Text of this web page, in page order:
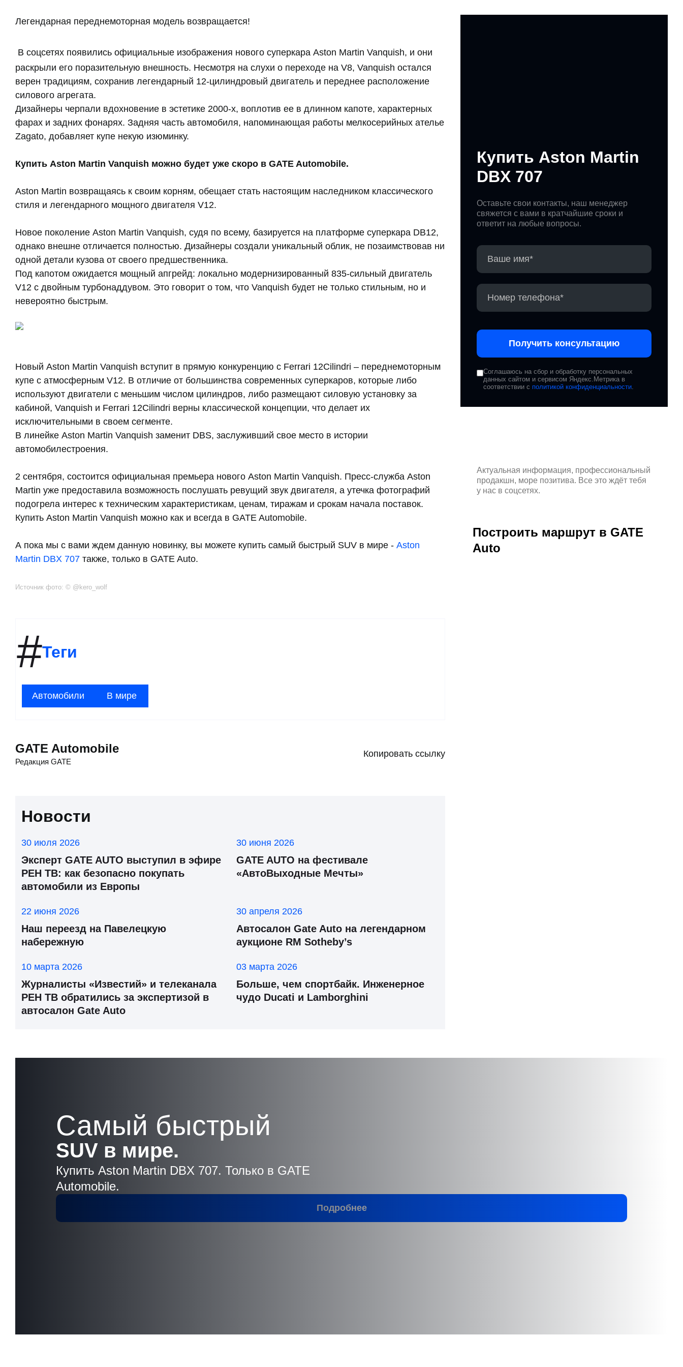
#Теги
Автомобили В мире
GATE Automobile
Редакция GATE
Копировать ссылку
Новости
30 июля 2026
Эксперт GATE AUTO выступил в эфире
РЕН ТВ: как безопасно покупать
автомобили из Европы
30 июня 2026
GATE AUTO на фестивале
«АвтоВыходные Мечты»
22 июня 2026
Наш переезд на Павелецкую
набережную
30 апреля 2026
Автосалон Gate Auto на легендарном
аукционе RM Sotheby’s
10 марта 2026
Журналисты «Известий» и телеканала
РЕН ТВ обратились за экспертизой в
автосалон Gate Auto
03 марта 2026
Больше, чем спортбайк. Инженерное
чудо Ducati и Lamborghini
Легендарная переднемоторная модель возвращается!
В соцсетях появились официальные изображения нового суперкара Aston Martin Vanquish, и они
раскрыли его поразительную внешность. Несмотря на слухи о переходе на V8, Vanquish остался
верен традициям, сохранив легендарный 12-цилиндровый двигатель и переднее расположение
силового агрегата.
Дизайнеры черпали вдохновение в эстетике 2000-х, воплотив ее в длинном капоте, характерных
фарах и задних фонарях. Задняя часть автомобиля, напоминающая работы мелкосерийных ателье
Zagato, добавляет купе некую изюминку.
Купить Aston Martin Vanquish можно будет уже скоро в GATE Automobile.
Aston Martin возвращаясь к своим корням, обещает стать настоящим наследником классического
стиля и легендарного мощного двигателя V12.
Новое поколение Aston Martin Vanquish, судя по всему, базируется на платформе суперкара DB12,
однако внешне отличается полностью. Дизайнеры создали уникальный облик, не позаимствовав ни
одной детали кузова от своего предшественника.
Под капотом ожидается мощный апгрейд: локально модернизированный 835-сильный двигатель
V12 с двойным турбонаддувом. Это говорит о том, что Vanquish будет не только стильным, но и
невероятно быстрым.
Новый Aston Martin Vanquish вступит в прямую конкуренцию с Ferrari 12Cilindri – переднемоторным
купе с атмосферным V12. В отличие от большинства современных суперкаров, которые либо
используют двигатели с меньшим числом цилиндров, либо размещают силовую установку за
кабиной, Vanquish и Ferrari 12Cilindri верны классической концепции, что делает их
исключительными в своем сегменте.
В линейке Aston Martin Vanquish заменит DBS, заслуживший свое место в истории
автомобилестроения.
2 сентября, состоится официальная премьера нового Aston Martin Vanquish. Пресс-служба Aston
Martin уже предоставила возможность послушать ревущий звук двигателя, а утечка фотографий
подогрела интерес к техническим характеристикам, ценам, тиражам и срокам начала поставок.
Купить Aston Martin Vanquish можно как и всегда в GATE Automobile.
А пока мы с вами ждем данную новинку, вы можете купить самый быстрый SUV в мире - Aston
Martin DBX 707 также, только в GATE Auto.
Источник фото: © @kero_wolf
Купить Aston Martin
DBX 707
Оставьте свои контакты, наш менеджер
свяжется с вами в кратчайшие сроки и
ответит на любые вопросы.
Получить консультацию
Соглашаюсь на сбор и обработку персональных
данных сайтом и сервисом Яндекс.Метрика в
соответствии с политикой конфиденциальности.
Актуальная информация, профессиональный
продакшн, море позитива. Все это ждёт тебя
у нас в соцсетях.
Построить маршрут в GATE
Auto
Самый быстрый
SUV в мире.
Купить Aston Martin DBX 707. Только в GATE
Automobile.
Подробнее